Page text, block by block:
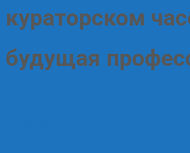
кураторском
будущая